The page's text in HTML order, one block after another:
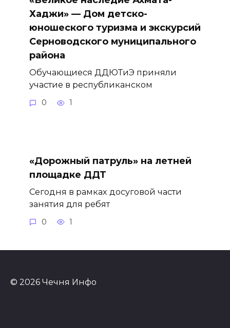
Хаджи» — Дом детско-
юношеского туризма и экскурсий
Серноводского муниципального
района
Обучающиеся ДДЮТиЭ приняли
участие в республиканском
0 1
«Дорожный патруль» на летней
площадке ДДТ
Сегодня в рамках досуговой части
занятия для ребят
0 1
© 2026 Чечня Инфо